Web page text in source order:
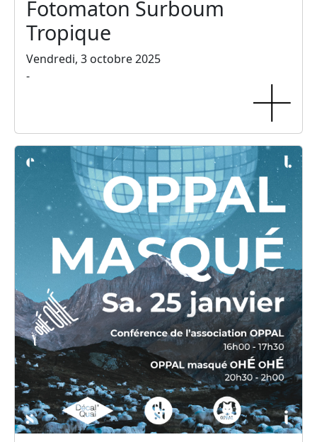
Fotomaton Surboum
Tropique
Vendredi, 3 octobre 2025
-